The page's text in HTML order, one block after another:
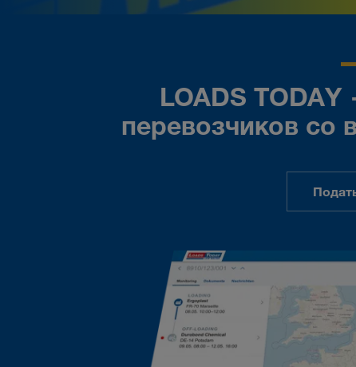
LOADS
перевозчиков со